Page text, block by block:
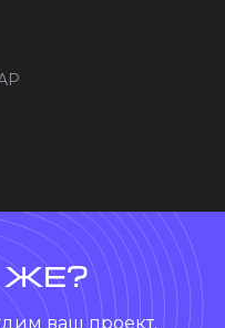
же?
ваш проект.